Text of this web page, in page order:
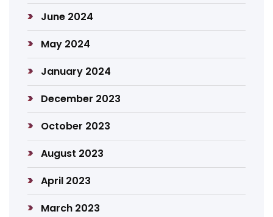
June 2024
May 2024
January 2024
December 2023
October 2023
August 2023
April 2023
March 2023